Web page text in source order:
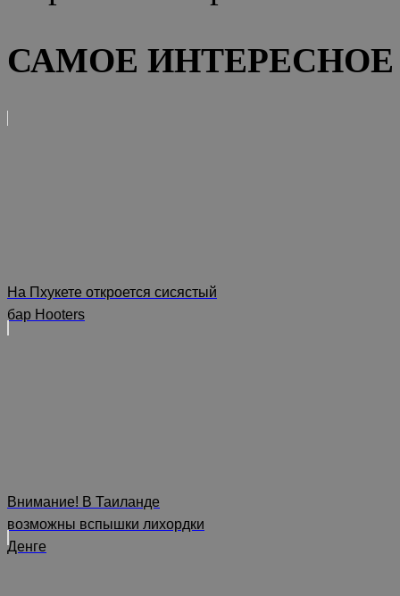
САМОЕ ИНТЕРЕСНОЕ
На Пхукете откроется сисястый
бар Hooters
Внимание! В Таиланде
возможны вспышки лихордки
Денге